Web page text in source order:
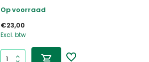
Op voorraad
€23,00
Excl. btw